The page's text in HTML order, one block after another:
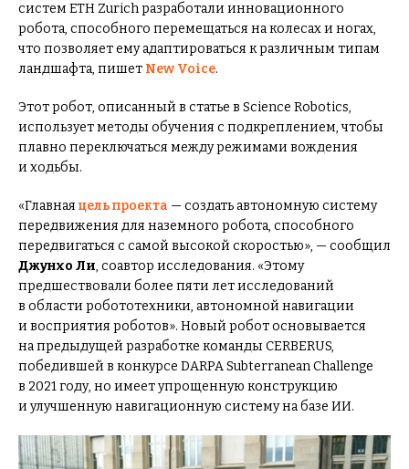
систем ETH Zurich разработали инновационного
робота, способного перемещаться на колесах и ногах,
что позволяет ему адаптироваться к различным типам
ландшафта, пишет New Voice.
Этот робот, описанный в статье в Science Robotics,
использует методы обучения с подкреплением, чтобы
плавно переключаться между режимами вождения
и ходьбы.
«Главная цель проекта — создать автономную систему
передвижения для наземного робота, способного
передвигаться с самой высокой скоростью», — сообщил
Джунхо Ли, соавтор исследования. «Этому
предшествовали более пяти лет исследований
в области робототехники, автономной навигации
и восприятия роботов». Новый робот основывается
на предыдущей разработке команды CERBERUS,
победившей в конкурсе DARPA Subterranean Challenge
в 2021 году, но имеет упрощенную конструкцию
и улучшенную навигационную систему на базе ИИ.